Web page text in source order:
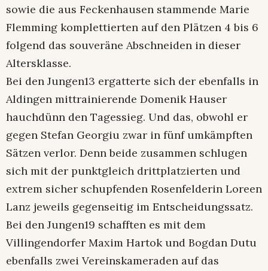
sowie die aus Feckenhausen stammende Marie
Flemming komplettierten auf den Plätzen 4 bis 6
folgend das souveräne Abschneiden in dieser
Altersklasse.
Bei den Jungen13 ergatterte sich der ebenfalls in
Aldingen mittrainierende Domenik Hauser
hauchdünn den Tagessieg. Und das, obwohl er
gegen Stefan Georgiu zwar in fünf umkämpften
Sätzen verlor. Denn beide zusammen schlugen
sich mit der punktgleich drittplatzierten und
extrem sicher schupfenden Rosenfelderin Loreen
Lanz jeweils gegenseitig im Entscheidungssatz.
Bei den Jungen19 schafften es mit dem
Villingendorfer Maxim Hartok und Bogdan Dutu
ebenfalls zwei Vereinskameraden auf das